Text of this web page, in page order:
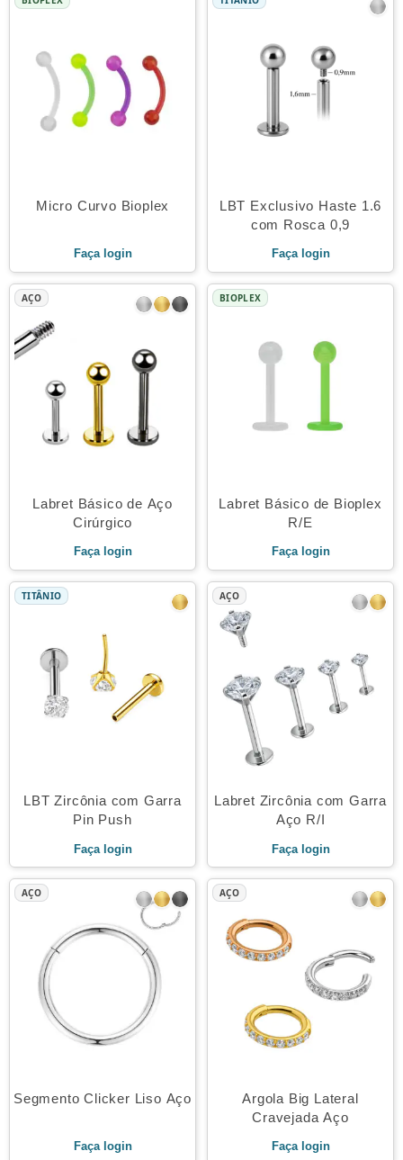
Micro Curvo Bioplex
Faça login
LBT Exclusivo Haste 1.6
com Rosca 0,9
Faça login
AÇO
Labret Básico de Aço
Cirúrgico
Faça login
BIOPLEX
Labret Básico de Bioplex
R/E
Faça login
TITÂNIO
LBT Zircônia com Garra
Pin Push
Faça login
AÇO
Labret Zircônia com Garra
Aço R/I
Faça login
AÇO
Segmento Clicker Liso Aço
Faça login
AÇO
Argola Big Lateral
Cravejada Aço
Faça login